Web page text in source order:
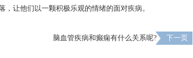
让他们以一颗积极乐观的情绪的面对疾病。
脑血管疾病和癫痫有什么关系呢? 下一页